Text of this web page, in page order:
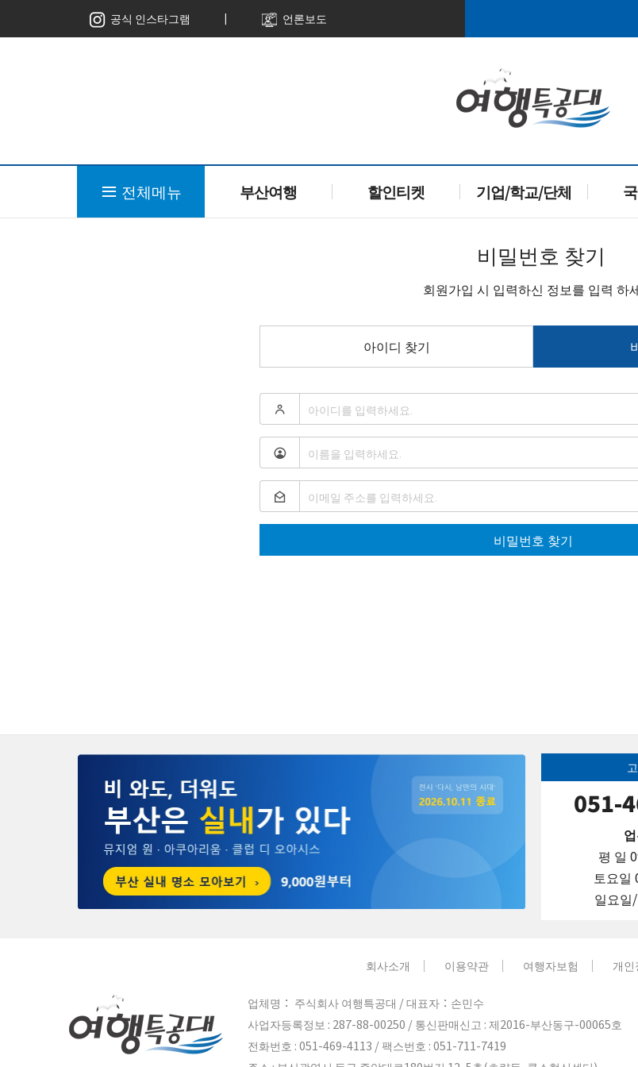
공식 인스타그램 ㅣ 언론보도
전체메뉴 부산여행 할인티켓 기업/학교/단체
비밀번호 찾기
회원가입 시 입력하신 정보를 입력 하
아이디 찾기
051-
평 일
토요일
일요일
회사소개 이용약관 여행자보험 개
업체명： 주식회사 여행특공대 / 대표자：손민수
사업자등록정보 : 287-88-00250 / 통신판매신고 : 제2016-부산동구-00065호
전화번호 : 051-469-4113 / 팩스번호 : 051-711-7419